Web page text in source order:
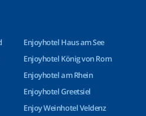
Enjoyhotel Haus am See
Enjoyhotel König von Rom
Enjoyhotel am Rhein
Enjoyhotel Greetsiel
Enjoy Weinhotel Veldenz